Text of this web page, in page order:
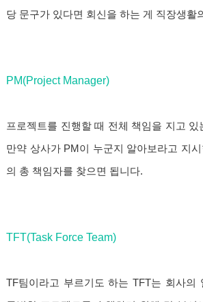
당 문구가 있다면 회신을 하는 게 직장생활
PM(Project Manager)
프로젝트를 진행할 때 전체 책임을 지고 있
만약 상사가 PM이 누군지 알아보라고 지
의 총 책임자를 찾으면 됩니다.
TFT(Task Force Team)
TF팀이라고 부르기도 하는 TFT는 회사의